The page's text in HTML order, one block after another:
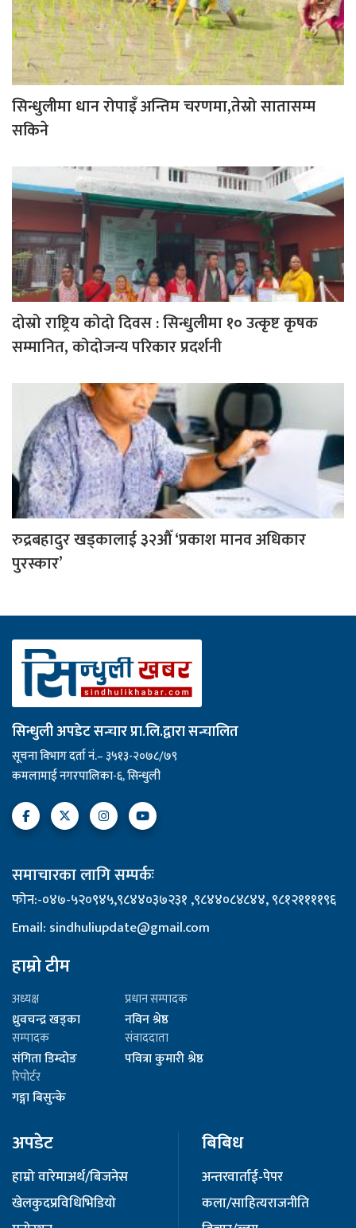
सिन्धुलीमा धान रोपाइँ अन्तिम चरणमा,तेस्रो सातासम्म
सकिने
दोस्रो राष्ट्रिय कोदो दिवस : सिन्धुलीमा १० उत्कृष्ट कृषक
सम्मानित, कोदोजन्य परिकार प्रदर्शनी
रुद्रबहादुर खड्कालाई ३२औँ ‘प्रकाश मानव अधिकार
पुरस्कार’
सिन्धुली अपडेट सन्चार प्रा.लि.द्वारा सन्चालित
सूचना विभाग दर्ता नं.– ३५१३-२०७८/७९
कमलामाई नगरपालिका-६, सिन्धुली
समाचारका लागि सम्पर्कः
फोन:-०४७-५२०९४५,९८४४०३७२३१ ,९८४४०८४८४४, ९८१२११११९६
Email: sindhuliupdate@gmail.com
हाम्रो टीम
अध्यक्ष
ध्रुवचन्द्र खड्का
प्रधान सम्पादक
नविन श्रेष्ठ
सम्पादक
संगिता डिम्दोङ
संवाददाता
पवित्रा कुमारी श्रेष्ठ
रिपोर्टर
गङ्गा बिसुन्के
अपडेट
हाम्रो वारेमाअर्थ/बिजनेस
खेलकुदप्रविधिभिडियो
बिबिध
अन्तरवार्ताई-पेपर
कला/साहित्यराजनीति